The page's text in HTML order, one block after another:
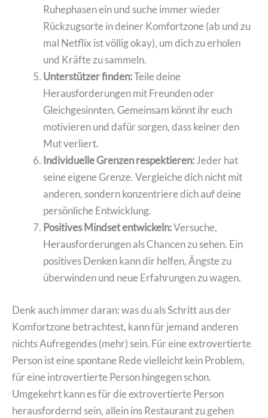
Ruhephasen ein und suche immer wieder
Rückzugsorte in deiner Komfortzone (ab und zu
mal Netflix ist völlig okay), um dich zu erholen
und Kräfte zu sammeln.
Unterstützer finden:Teile deine
Herausforderungen mit Freunden oder
Gleichgesinnten. Gemeinsam könnt ihr euch
motivieren und dafür sorgen, dass keiner den
Mut verliert.
Individuelle Grenzen respektieren:Jeder hat
seine eigene Grenze. Vergleiche dich nicht mit
anderen, sondern konzentriere dich auf deine
persönliche Entwicklung.
Positives Mindset entwickeln:Versuche,
Herausforderungen als Chancen zu sehen. Ein
positives Denken kann dir helfen, Ängste zu
überwinden und neue Erfahrungen zu wagen.
Denk auch immer daran: was du als Schritt aus der
Komfortzone betrachtest, kann für jemand anderen
nichts Aufregendes (mehr) sein. Für eine extrovertierte
Person ist eine spontane Rede vielleicht kein Problem,
für eine introvertierte Person hingegen schon.
Umgekehrt kann es für die extrovertierte Person
herausfordernd sein, allein ins Restaurant zu gehen